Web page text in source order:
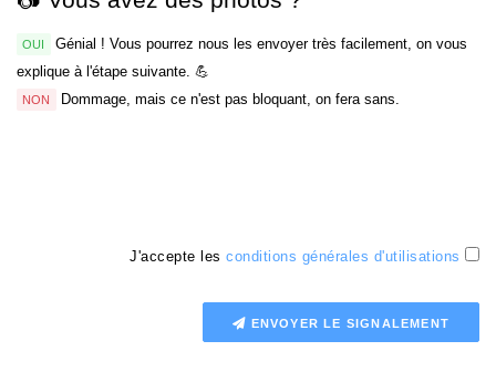
OUI
Génial ! Vous pourrez nous les envoyer très facilement, on vous
explique à l'étape suivante. 💪
NON Dommage, mais ce n'est pas bloquant, on fera sans.
J'accepte les conditions générales d'utilisations
ENVOYER LE SIGNALEMENT